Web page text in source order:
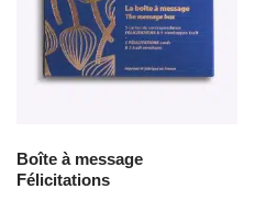
Boîte à message
Félicitations